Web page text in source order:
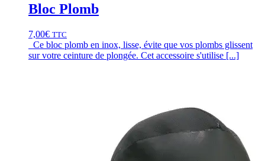
Bloc Plomb
7,00€ TTC
Ce bloc plomb en inox, lisse, évite que vos plombs glissent
sur votre ceinture de plongée. Cet accessoire s'utilise [...]